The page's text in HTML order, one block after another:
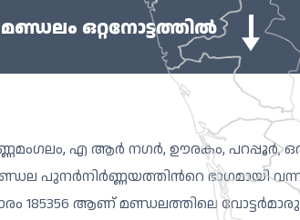
മണ്ഡലം ഒറ്റനോട്ടത്തിൽ
കണ്ണമംഗലം, എ ആർ നഗർ, ഊരകം,
പുനർനിർണ്ണയത്തിന്‍റെ ഭാഗമായി
185356 ആണ് മണ്ഡലത്തിലെ